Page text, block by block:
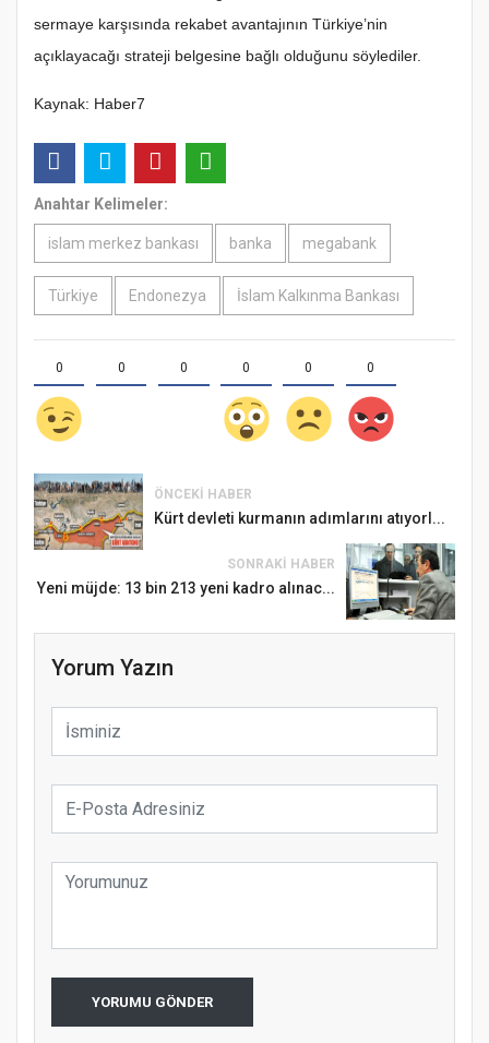
sermaye karşısında rekabet avantajının Türkiye’nin
açıklayacağı strateji belgesine bağlı olduğunu söylediler.
Kaynak: Haber7
Anahtar Kelimeler:
islam merkez bankası banka megabank
Türkiye Endonezya İslam Kalkınma Bankası
0 0 0 0 0 0
ÖNCEKI HABER
Kürt devleti kurmanın adımlarını atıyorl...
SONRAKI HABER
Yeni müjde: 13 bin 213 yeni kadro alınac...
Yorum Yazın
YORUMU GÖNDER
Samsun Atakum’da Ayasofya Camii
Etkinliği
Türkiye’de insanlar dinle bağlarını